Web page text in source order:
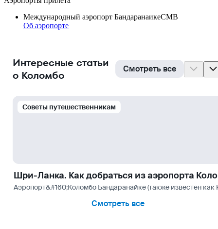
Международный аэропорт БандаранаикеCMB
Об аэропорте
Интересные статьи
о Коломбо
Смотреть все
Cоветы путешественникам
Шри-Ланка. Как добраться из аэропорта
Аэропорт&#160;Коломбо Бандаранайке (также известен как
Смотреть все